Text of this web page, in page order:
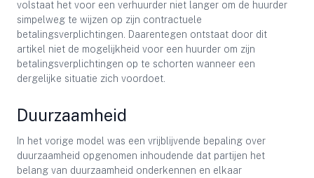
volstaat het voor een verhuurder niet langer om de huurder
simpelweg te wijzen op zijn contractuele
betalingsverplichtingen. Daarentegen ontstaat door dit
artikel niet de mogelijkheid voor een huurder om zijn
betalingsverplichtingen op te schorten wanneer een
dergelijke situatie zich voordoet.
Duurzaamheid
In het vorige model was een vrijblijvende bepaling over
duurzaamheid opgenomen inhoudende dat partijen het
belang van duurzaamheid onderkennen en elkaar